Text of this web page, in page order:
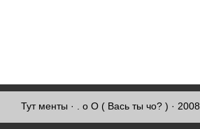
Тут менты · . о О ( Вась ты чо? ) · 2008